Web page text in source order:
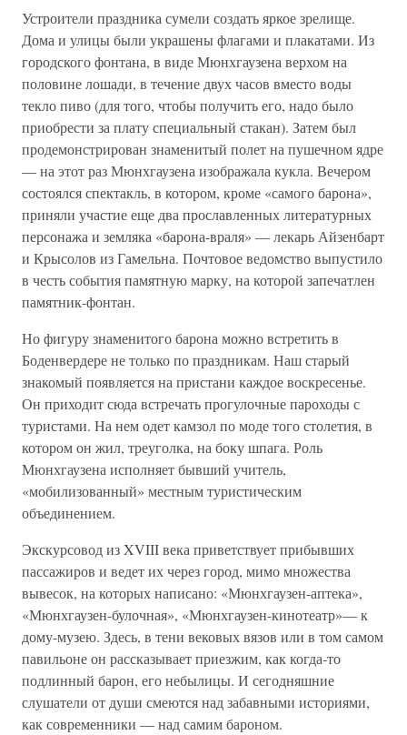
Устроители праздника сумели создать яркое зрелище.
Дома и улицы были украшены флагами и плакатами. Из
городского фонтана, в виде Мюнхгаузена верхом на
половине лошади, в течение двух часов вместо воды
текло пиво (для того, чтобы получить его, надо было
приобрести за плату специальный стакан). Затем был
продемонстрирован знаменитый полет на пушечном ядре
— на этот раз Мюнхгаузена изображала кукла. Вечером
состоялся спектакль, в котором, кроме «самого барона»,
приняли участие еще два прославленных литературных
персонажа и земляка «барона-враля» — лекарь Айзенбарт
и Крысолов из Гамельна. Почтовое ведомство выпустило
в честь события памятную марку, на которой запечатлен
памятник-фонтан.
Но фигуру знаменитого барона можно встретить в
Боденвердере не только по праздникам. Наш старый
знакомый появляется на пристани каждое воскресенье.
Он приходит сюда встречать прогулочные пароходы с
туристами. На нем одет камзол по моде того столетия, в
котором он жил, треуголка, на боку шпага. Роль
Мюнхгаузена исполняет бывший учитель,
«мобилизованный» местным туристическим
объединением.
Экскурсовод из XVIII века приветствует прибывших
пассажиров и ведет их через город, мимо множества
вывесок, на которых написано: «Мюнхгаузен-аптека»,
«Мюнхгаузен-булочная», «Мюнхгаузен-кинотеатр»— к
дому-музею. Здесь, в тени вековых вязов или в том самом
павильоне он рассказывает приезжим, как когда-то
подлинный барон, его небылицы. И сегодняшние
слушатели от души смеются над забавными историями,
как современники — над самим бароном.